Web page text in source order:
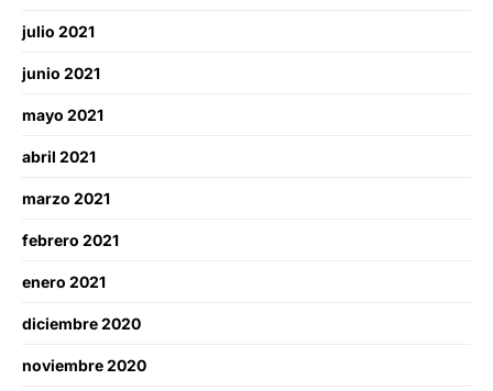
julio 2021
junio 2021
mayo 2021
abril 2021
marzo 2021
febrero 2021
enero 2021
diciembre 2020
noviembre 2020